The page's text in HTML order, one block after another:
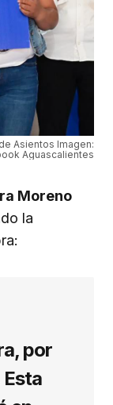
Asientos Imagen:
Aguascalientes
Moreno
la
por